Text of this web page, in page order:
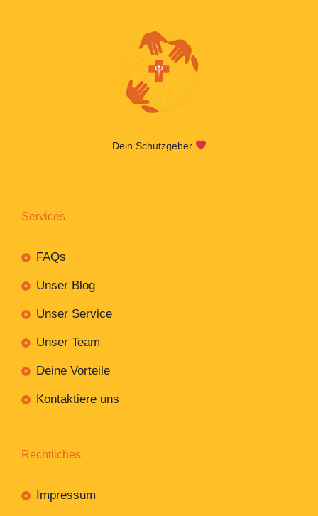
Dein Schutzgeber
Services
FAQs
Unser Blog
Unser Service
Unser Team
Deine Vorteile
Kontaktiere uns
Rechtliches
Impressum